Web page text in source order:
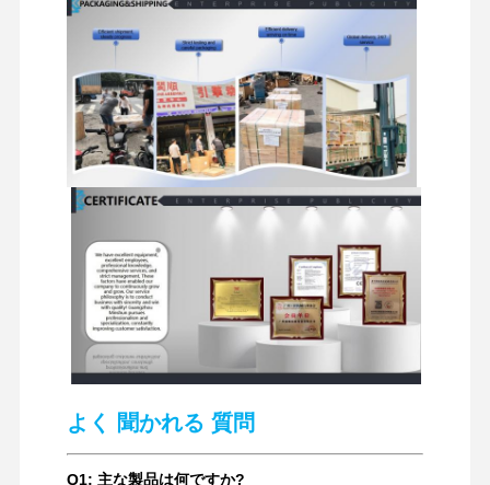
よく 聞かれる 質問
Q1: 主な製品は何ですか?